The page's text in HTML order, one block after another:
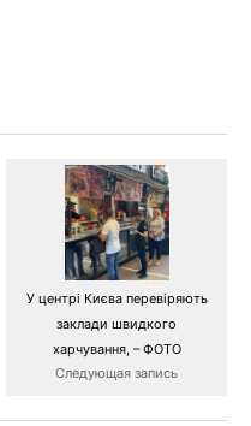
У центрі Києва перевіряють
заклади швидкого
харчування, – ФОТО
Следующая запись